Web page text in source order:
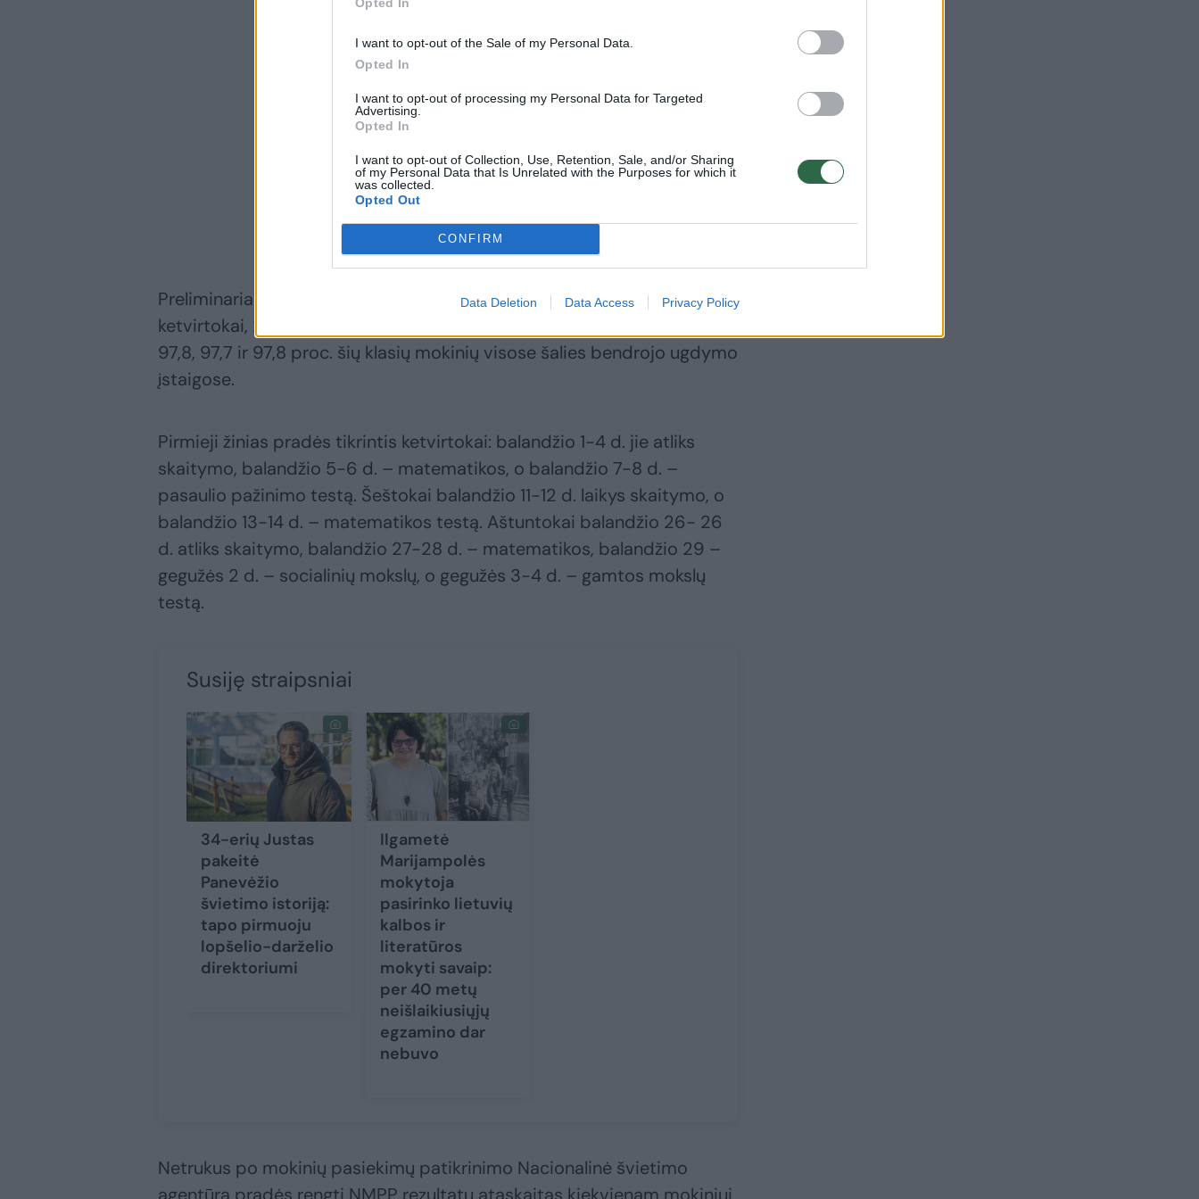
I want to opt-out of the Sale of my Personal Data.
Opted In
I want to opt-out of processing my Personal Data for Targeted
Advertising.
Opted In
I want to opt-out of Collection, Use, Retention, Sale, and/or Sharing
of my Personal Data that Is Unrelated with the Purposes for which it
was collected.
Opted Out
CONFIRM
Data Deletion Data Access Privacy Policy
Preliminariais NŠA duomenis, šiais metais NMPP dalyvaus 28332
ketvirtokai, 29582 šeštokai ir 26528 aštuntokai, tai sudaro atitinkamai
97,8, 97,7 ir 97,8 proc. šių klasių mokinių visose šalies bendrojo ugdymo
įstaigose.
Pirmieji žinias pradės tikrintis ketvirtokai: balandžio 1-4 d. jie atliks
skaitymo, balandžio 5-6 d. – matematikos, o balandžio 7-8 d. –
pasaulio pažinimo testą. Šeštokai balandžio 11-12 d. laikys skaitymo, o
balandžio 13-14 d. – matematikos testą. Aštuntokai balandžio 26- 26
d. atliks skaitymo, balandžio 27-28 d. – matematikos, balandžio 29 –
gegužės 2 d. – socialinių mokslų, o gegužės 3-4 d. – gamtos mokslų
testą.
Susiję straipsniai
34-erių Justas
pakeitė
Panevėžio
švietimo istoriją:
tapo pirmuoju
lopšelio-darželio
direktoriumi
Ilgametė
Marijampolės
mokytoja
pasirinko lietuvių
kalbos ir
literatūros
mokyti savaip:
per 40 metų
neišlaikiusiųjų
egzamino dar
nebuvo
Netrukus po mokinių pasiekimų patikrinimo Nacionalinė švietimo